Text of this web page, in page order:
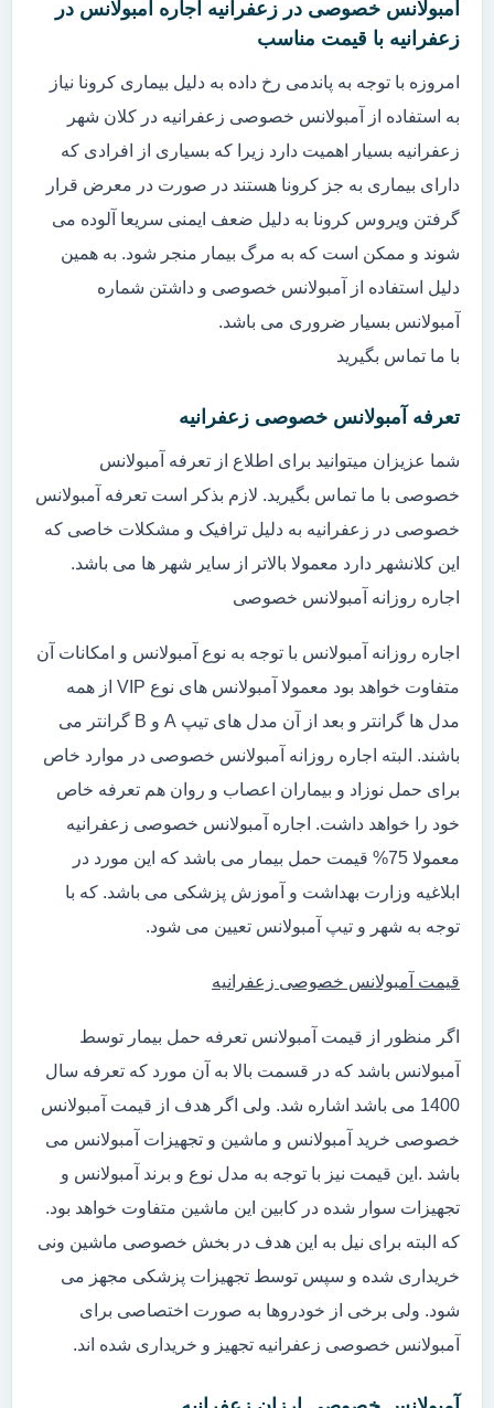
آمبولانس خصوصی در زعفرانیه اجاره آمبولانس در
زعفرانیه با قیمت مناسب
امروزه با توجه به پاندمی رخ داده به دلیل بیماری کرونا نیاز
به استفاده از آمبولانس خصوصی زعفرانیه در کلان شهر
زعفرانیه بسیار اهمیت دارد زیرا که بسیاری از افرادی که
دارای بیماری به جز کرونا هستند در صورت در معرض قرار
گرفتن ویروس کرونا به دلیل ضعف ایمنی سریعا آلوده می
شوند و ممکن است که به مرگ بیمار منجر شود. به همین
دلیل استفاده از آمبولانس خصوصی و داشتن شماره
آمبولانس بسیار ضروری می باشد.
با ما تماس بگیرید
تعرفه آمبولانس خصوصی زعفرانیه
شما عزیزان میتوانید برای اطلاع از تعرفه آمبولانس
خصوصی با ما تماس بگیرید. لازم بذکر است تعرفه آمبولانس
خصوصی در زعفرانیه به دلیل ترافیک و مشکلات خاصی که
این کلانشهر دارد معمولا بالاتر از سایر شهر ها می باشد.
اجاره روزانه آمبولانس خصوصی
اجاره روزانه آمبولانس با توجه به نوع آمبولانس و امکانات آن
متفاوت خواهد بود معمولا آمبولانس های نوع VIP از همه
مدل ها گرانتر و بعد از آن مدل های تیپ A و B گرانتر می
باشند. البته اجاره روزانه آمبولانس خصوصی در موارد خاص
برای حمل نوزاد و بیماران اعصاب و روان هم تعرفه خاص
خود را خواهد داشت. اجاره آمبولانس خصوصی زعفرانیه
معمولا 75% قیمت حمل بیمار می باشد که این مورد در
ابلاغیه وزارت بهداشت و آموزش پزشکی می باشد. که با
توجه به شهر و تیپ آمبولانس تعیین می شود.
قیمت آمبولانس خصوصی زعفرانیه
اگر منظور از قیمت آمبولانس تعرفه حمل بیمار توسط
آمبولانس باشد که در قسمت بالا به آن مورد که تعرفه سال
1400 می باشد اشاره شد. ولی اگر هدف از قیمت آمبولانس
خصوصی خرید آمبولانس و ماشین و تجهیزات آمبولانس می
باشد .این قیمت نیز با توجه به مدل نوع و برند آمبولانس و
تجهیزات سوار شده در کابین این ماشین متفاوت خواهد بود.
که البته برای نیل به این هدف در بخش خصوصی ماشین ونی
خریداری شده و سپس توسط تجهیزات پزشکی مجهز می
شود. ولی برخی از خودروها به صورت اختصاصی برای
آمبولانس خصوصی زعفرانیه تجهیز و خریداری شده اند.